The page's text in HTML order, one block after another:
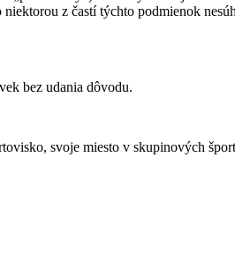
z častí týchto podmienok
bez udania dôvodu.
svoje miesto v skupinových